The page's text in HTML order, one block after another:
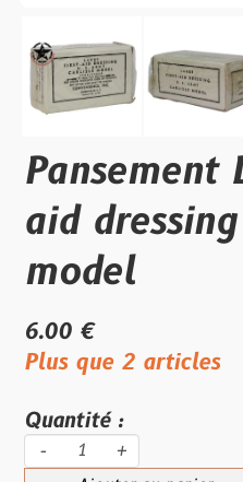
aid
model
6.00 €
Plus que 2 articles
Quantité :
- +